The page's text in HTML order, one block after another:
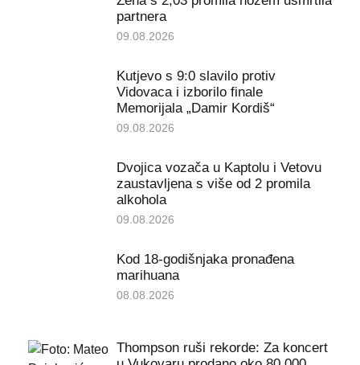
partnera
09.08.2026
Kutjevo s 9:0 slavilo protiv
Vidovaca i izborilo finale
Memorijala „Damir Kordiš“
09.08.2026
Dvojica vozača u Kaptolu i Vetovu
zaustavljena s više od 2 promila
alkohola
09.08.2026
Kod 18-godišnjaka pronađena
marihuana
08.08.2026
Thompson ruši rekorde: Za koncert